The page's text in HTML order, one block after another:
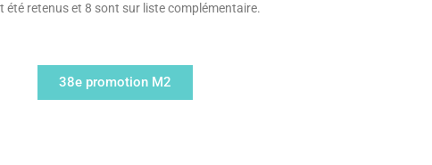
retenus et 8 sont sur liste complémentaire.
38e promotion M2